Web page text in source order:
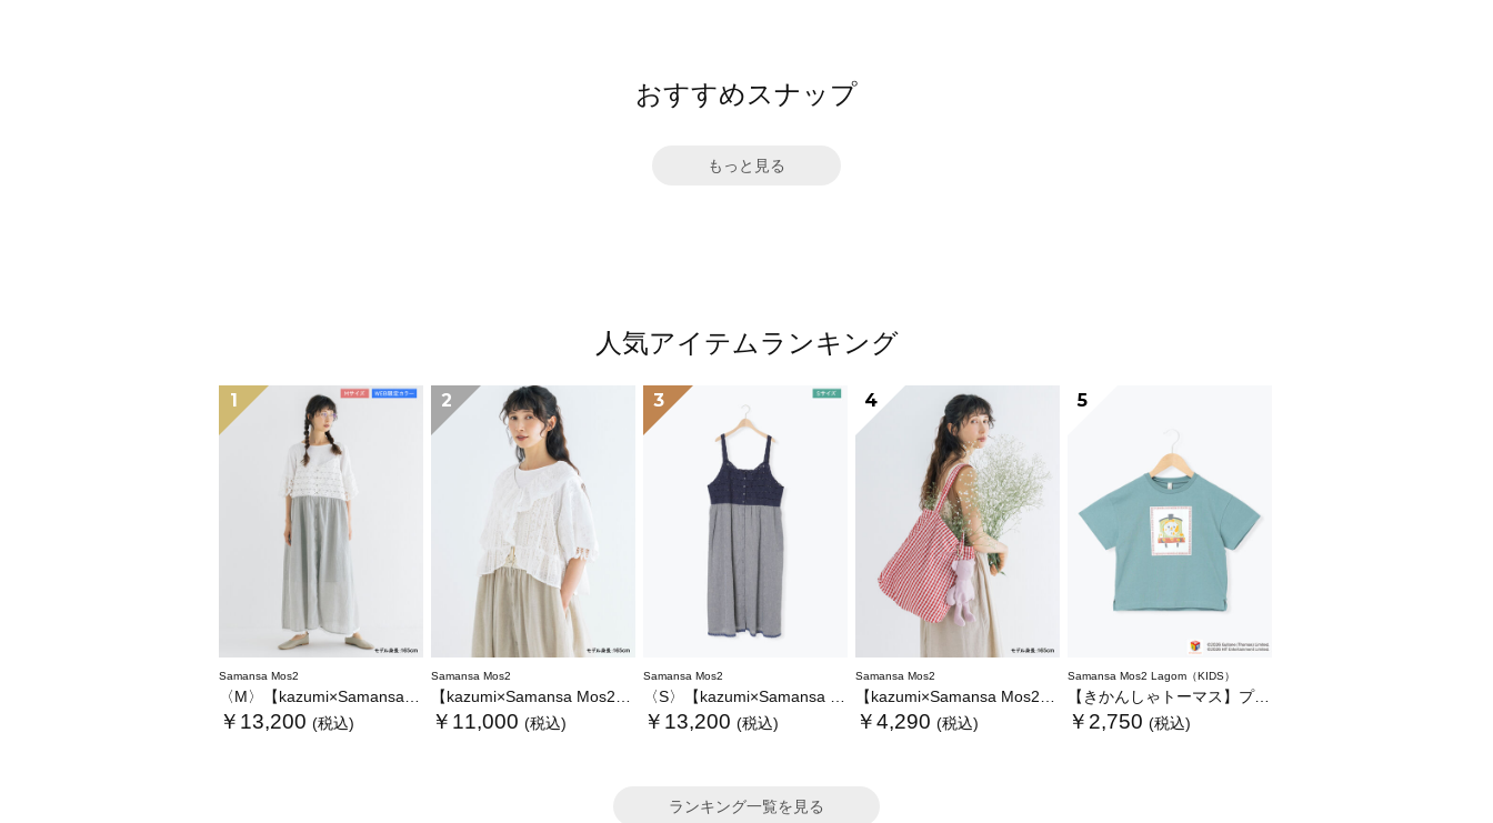
おすすめスナップ
もっと見る
人気アイテムランキング
1
Samansa Mos2
〈M〉【kazumi×Samansa Mos2】キャミワンピース《WEB限定カラーあり》
￥13,200 (税込)
2
Samansa Mos2
【kazumi×Samansa Mos2】レースフリルブラウス
￥11,000 (税込)
3
Samansa Mos2
〈S〉【kazumi×Samansa Mos2】キャミワンピース《WEB限定カラーあり》
￥13,200 (税込)
4
Samansa Mos2
【kazumi×Samansa Mos2】ぬいぐるみバッグ
￥4,290 (税込)
5
Samansa Mos2 Lagom（KIDS）
【きかんしゃトーマス】プリントTシャツ
￥2,750 (税込)
ランキング一覧を見る